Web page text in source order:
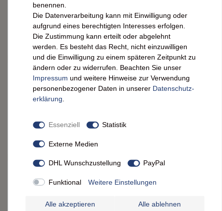
0.38 kg | 7,87 € / kg
IN DEN WARENKORB
*inkl. ges. MwSt.zzgl.Versandkosten
d'aucy Ratatouille Niçoise ohne
Konservierungsstoffe 750 Gramm
*inkl. ges. MwSt.
2,19 € *
benennen.
Die Datenverarbeitung kann mit Einwilligung oder
aufgrund eines berechtigten Interesses erfolgen.
Die Zustimmung kann erteilt oder abgelehnt
werden. Es besteht das Recht, nicht einzuwilligen
und die Einwilligung zu einem späteren Zeitpunkt zu
ändern oder zu widerrufen. Beachten Sie unser
Impressum und weitere Hinweise zur Verwendung
personenbezogener Daten in unserer Daten­schutz­
erklärung
Essenziell Statistik
Externe Medien
DHL Wunschzustellung PayPal
Funktional Weitere Einstellungen
Alle akzeptieren Alle ablehnen